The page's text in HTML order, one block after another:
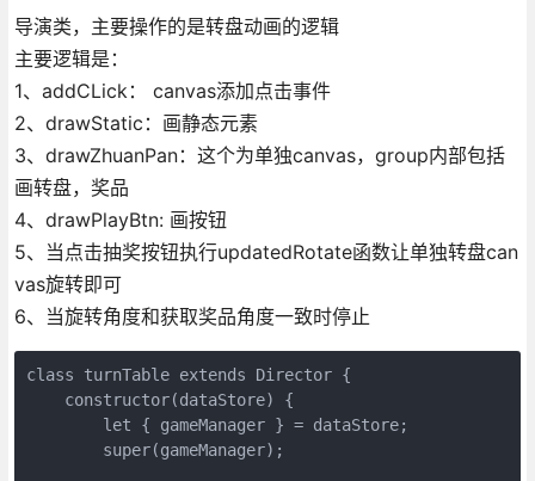
导演类，主要操作的是转盘动画的逻辑
主要逻辑是：
1、addCLick： canvas添加点击事件
2、drawStatic：画静态元素
3、drawZhuanPan：这个为单独canvas，group内部包括
画转盘，奖品
4、drawPlayBtn: 画按钮
5、当点击抽奖按钮执行updatedRotate函数让单独转盘can
vas旋转即可
6、当旋转角度和获取奖品角度一致时停止
class turnTable extends Director {
    constructor(dataStore) {
        let { gameManager } = dataStore;
        super(gameManager);